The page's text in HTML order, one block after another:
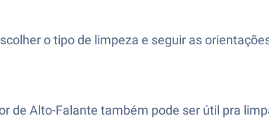
o tipo de limpeza e seguir as
de Alto-Falante também pode ser útil pra